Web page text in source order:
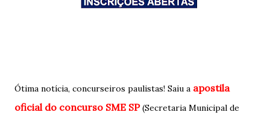
Ótima notícia, concurseiros paulistas! Saiu a apostila
oficial do concurso SME SP(Secretaria Municipal de